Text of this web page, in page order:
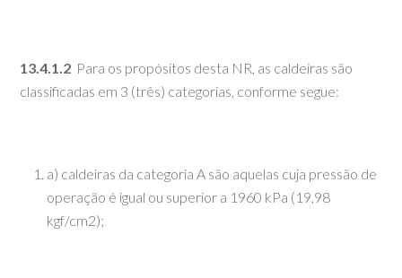
13.4.1.2 Para os propósitos desta NR, as caldeiras são
classificadas em 3 (três) categorias, conforme segue:
a) caldeiras da categoria A são aquelas cuja pressão de
operação é igual ou superior a 1960 kPa (19,98
kgf/cm2);